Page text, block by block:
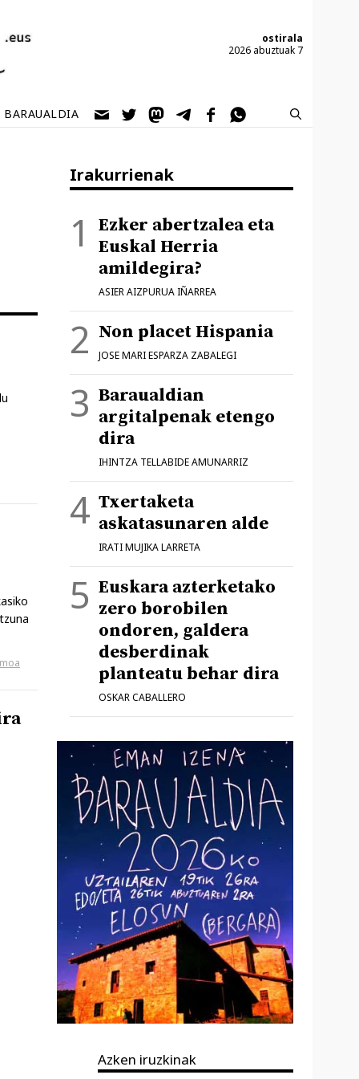
ostirala
2026 abuztuak 7
BARAUALDIA
Irakurrienak
Ezker abertzalea eta
Euskal Herria
amildegira?
ASIER AIZPURUA IÑARREA
Non placet Hispania
JOSE MARI ESPARZA ZABALEGI
Baraualdian
argitalpenak etengo
dira
IHINTZA TELLABIDE AMUNARRIZ
Txertaketa
askatasunaren alde
IRATI MUJIKA LARRETA
Euskara azterketako
zero borobilen
ondoren, galdera
desberdinak
planteatu behar dira
OSKAR CABALLERO
Azken iruzkinak